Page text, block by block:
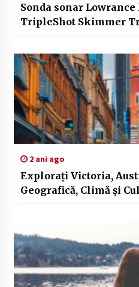
Sonda sonar
TripleShot Skimmer
2 ani ago
Explorați Victoria,
Geografică, Climă și